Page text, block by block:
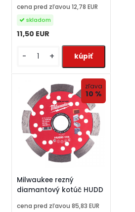
cena pred zľavou 12,78 EUR
11,50 EUR
skladom
- +
Milwaukee rezný
diamantový kotúč HUDD
cena pred zľavou 85,83 EUR
zľava
10 %